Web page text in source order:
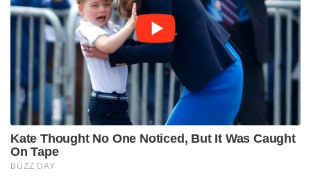
Kate Thought No One Noticed, But It Was Caught
On Tape
BUZZ DAY